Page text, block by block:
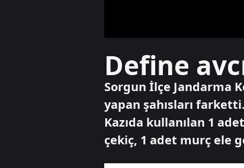
Define
Sorgun İlçe Jandarma
yapan şahısları
Kazıda kullanılan 1
çekiç, 1 adet murç ele